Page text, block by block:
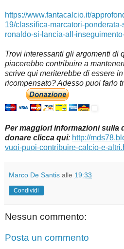
https://www.fantacalcio.it/
19/classifica-marcatori-
ronaldo-si-lancia-all-
Trovi interessanti gli argomenti di
piacerebbe contribuire a
scrive qui meriterebbe di essere
ricompensato? Adesso puoi farlo
Per maggiori informazioni sulla
donare clicca qui: http://
vuoi-puoi-contribuire-calcio-e-
Marco De Santis alle 19:33
Condividi
Nessun commento:
Posta un commento